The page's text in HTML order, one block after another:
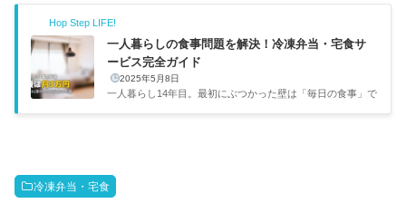
って何？」「自分に合うサービスはどれ？」という疑問に答
えるガイドをまとめる。出典：nosh（ナッシュ）公式サイ
トタイプ調理1食コスト保存向いてる人冷凍弁当レンジ5分4
00〜700円数ヶ月一人暮らし・共働き・ストック派冷蔵弁当
そのまま or レンジ400〜600円当日〜翌日高齢者・毎日届け
てほしい人ミールキット自分で調理（15〜20分）600〜900
円1〜3日料理を楽し...
Hop Step LIFE!
一人暮らしの食事問題を解決！冷凍弁当・宅食サ
ービス完全ガイド
2025年5月8日
一人暮らし14年目。最初にぶつかった壁は「毎日の食事」で
な人向けワタミの宅食ダイレクト390円〜14年連続売上No.
冷凍弁当・宅食